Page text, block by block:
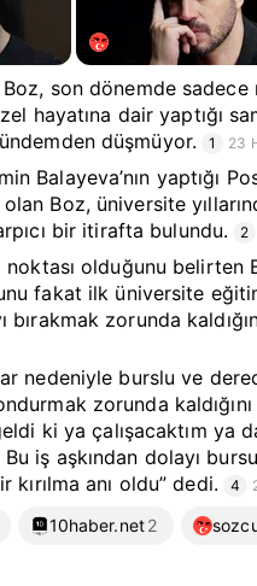
Boz, son dönemde sadece
hayatına dair yaptığı
düşmüyor.
1 23
Balayeva’nın yaptığı
Boz, üniversite
bir itirafta bulundu.
2
noktası olduğunu belirten
fakat ilk üniversite
zorunda
nedeniyle burslu ve
zorunda
ki ya çalışacaktım ya
iş aşkından dolayı
anı oldu” dedi.
4
10haber.net2